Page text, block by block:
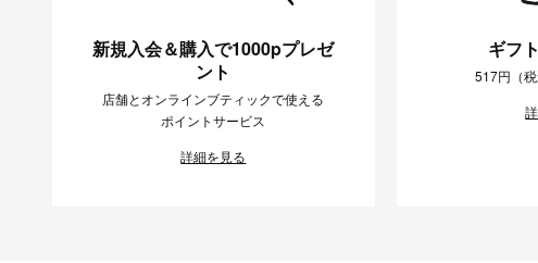
新規入会＆購入で1000pプレゼ
ント
店舗とオンラインブティックで使える
ポイントサービス
詳細を見る
ギフ
517円（